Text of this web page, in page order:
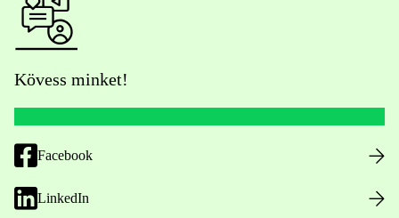
Kövess minket!
Facebook
LinkedIn